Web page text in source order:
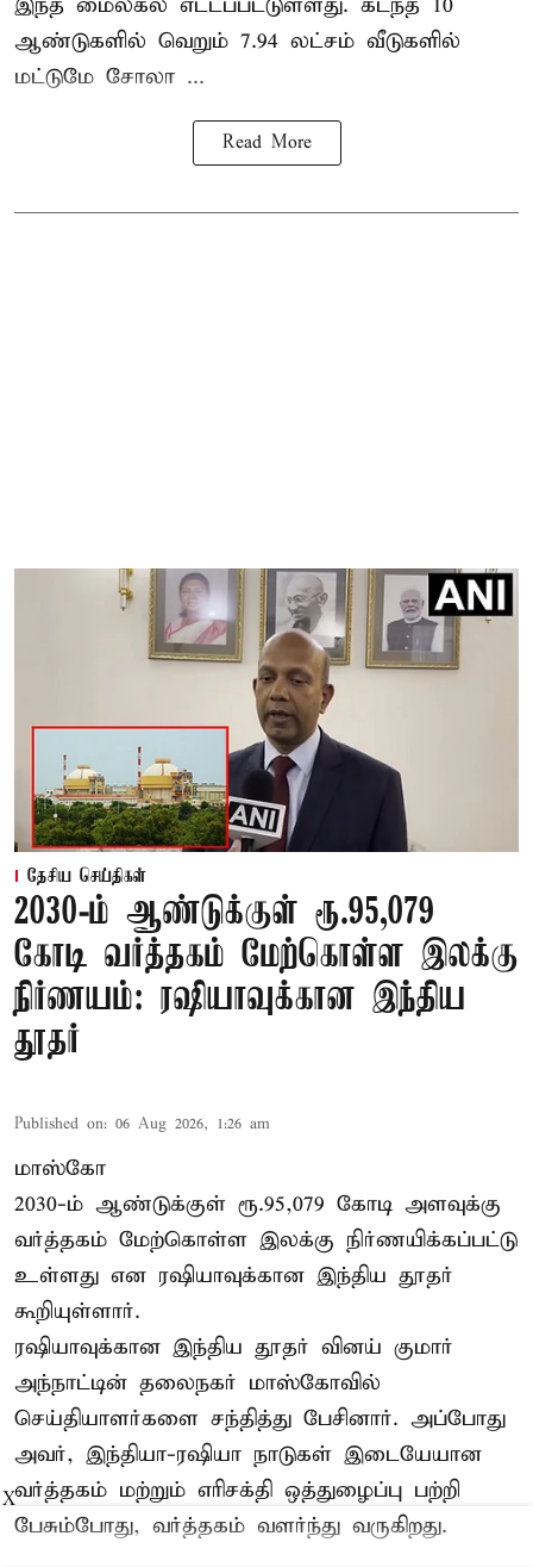
ஆண்டுகளில் வெறும் 7.94 லட்சம் வீடுகளில்
மட்டுமே சோலா ...
Read More
தேசிய செய்திகள்
2030-ம் ஆண்டுக்குள் ரூ.95,079
கோடி வர்த்தகம் மேற்கொள்ள இலக்கு
நிர்ணயம்: ரஷியாவுக்கான இந்திய
தூதர்
Published on: 06 Aug 2026, 1:26 am
மாஸ்கோ
2030-ம் ஆண்டுக்குள் ரூ.95,079 கோடி அளவுக்கு
வர்த்தகம் மேற்கொள்ள இலக்கு நிர்ணயிக்கப்பட்டு
உள்ளது என ரஷியாவுக்கான இந்திய தூதர்
கூறியுள்ளார்.
ரஷியாவுக்கான இந்திய தூதர் வினய் குமார்
அந்நாட்டின் தலைநகர் மாஸ்கோவில்
செய்தியாளர்களை சந்தித்து பேசினார். அப்போது
அவர், இந்தியா-ரஷியா நாடுகள் இடையேயான
வர்த்தகம் மற்றும் எரிசக்தி ஒத்துழைப்பு பற்றி
பேசும்போது, வர்த்தகம் வளர்ந்து வருகிறது.
X